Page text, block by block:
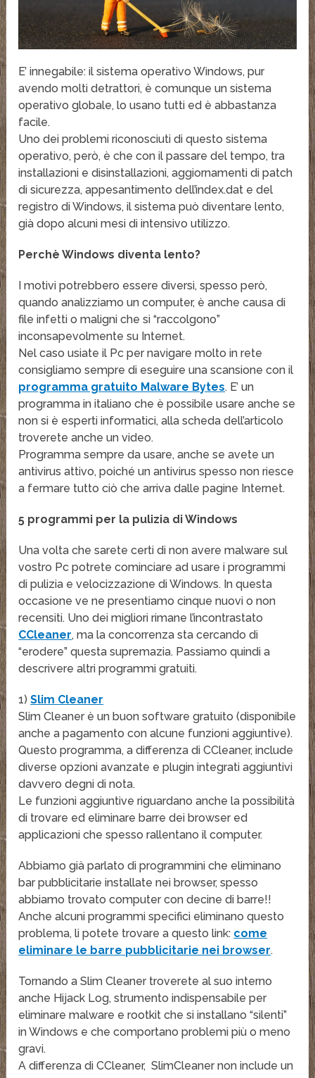
E’ innegabile: il sistema operativo Windows, pur
avendo molti detrattori, è comunque un sistema
operativo globale, lo usano tutti ed è abbastanza
facile.
Uno dei problemi riconosciuti di questo sistema
operativo, però, è che con il passare del tempo, tra
installazioni e disinstallazioni, aggiornamenti di patch
di sicurezza, appesantimento dell’index.dat e del
registro di Windows, il sistema può diventare lento,
già dopo alcuni mesi di intensivo utilizzo.
Perchè Windows diventa lento?
I motivi potrebbero essere diversi, spesso però,
quando analizziamo un computer, è anche causa di
file infetti o maligni che si “raccolgono”
inconsapevolmente su Internet.
Nel caso usiate il Pc per navigare molto in rete
consigliamo sempre di eseguire una scansione con il
programma gratuito Malware Bytes. E’ un
programma in italiano che è possibile usare anche se
non si è esperti informatici, alla scheda dell’articolo
troverete anche un video.
Programma sempre da usare, anche se avete un
antivirus attivo, poiché un antivirus spesso non riesce
a fermare tutto ciò che arriva dalle pagine Internet.
5 programmi per la pulizia di Windows
Una volta che sarete certi di non avere malware sul
vostro Pc potrete cominciare ad usare i programmi
di pulizia e velocizzazione di Windows. In questa
occasione ve ne presentiamo cinque nuovi o non
recensiti. Uno dei migliori rimane l’incontrastato
CCleaner, ma la concorrenza sta cercando di
“erodere” questa supremazia. Passiamo quindi a
descrivere altri programmi gratuiti.
1)Slim Cleaner
Slim Cleaner è un buon software gratuito (disponibile
anche a pagamento con alcune funzioni aggiuntive).
Questo programma, a differenza di CCleaner, include
diverse opzioni avanzate e plugin integrati aggiuntivi
davvero degni di nota.
Le funzioni aggiuntive riguardano anche la possibilità
di trovare ed eliminare barre dei browser ed
applicazioni che spesso rallentano il computer.
Abbiamo già parlato di programmini che eliminano
bar pubblicitarie installate nei browser, spesso
abbiamo trovato computer con decine di barre!!
Anche alcuni programmi specifici eliminano questo
problema, li potete trovare a questo link: come
eliminare le barre pubblicitarie nei browser.
Tornando a Slim Cleaner troverete al suo interno
anche Hijack Log, strumento indispensabile per
eliminare malware e rootkit che si installano “silenti”
in Windows e che comportano problemi più o meno
gravi.
A differenza di CCleaner, SlimCleaner non include un